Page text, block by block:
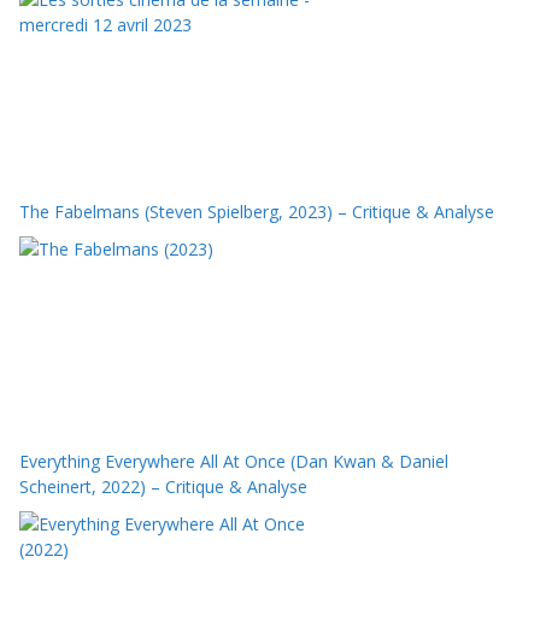
The Fabelmans (Steven Spielberg, 2023) – Critique & Analyse
Everything Everywhere All At Once (Dan Kwan & Daniel
Scheinert, 2022) – Critique & Analyse